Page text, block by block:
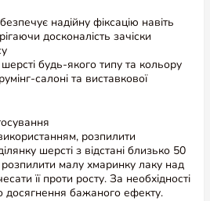
надійну фіксацію навіть
досконалість зачіски
будь-якого типу та кольору
салоні та виставкової
розпилити
шерсті з відстані близько 50
малу хмаринку лаку над
її проти росту. За необхідності
досягнення бажаного ефекту.